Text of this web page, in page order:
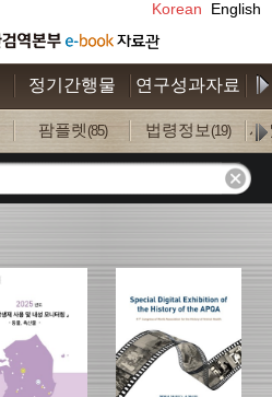
Korean English
정기간행물 연구성과자료
팜플렛 (85) 법령정보(19) 사